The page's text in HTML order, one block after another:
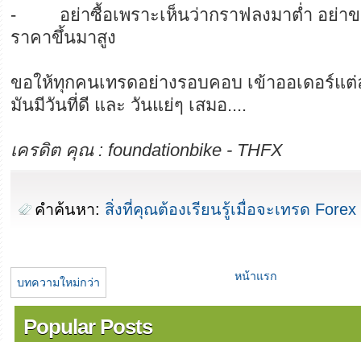
- อย่าซื้อเพราะเห็นว่ากราฟลงมาต่ำ อย่าข
ราคาขึ้นมาสูง
ขอให้ทุกคนเทรดอย่างรอบคอบ เข้าออเดอร์แ
มันมีวันที่ดี และ วันแย่ๆ เสมอ....
เครดิต คุณ : foundationbike - THFX
คำค้นหา: สิ่งที่คุณต้องเรียนรู้เมื่อจะเทรด Forex
บทความใหม่กว่า หน้าแรก
Popular Posts